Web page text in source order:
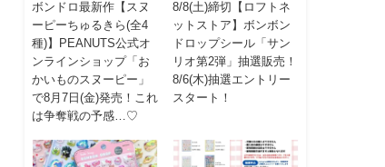
ボンドロ最新作【スヌ
ーピーちゅるきら(全4
種)】PEANUTS公式オ
ンラインショップ「お
かいものスヌーピー」
で8月7日(金)発売！これ
は争奪戦の予感…♡
8/8(土)締切【ロフトネ
ットストア】ボンボン
ドロップシール「サン
リオ第2弾」抽選販売！
8/6(木)抽選エントリー
スタート！